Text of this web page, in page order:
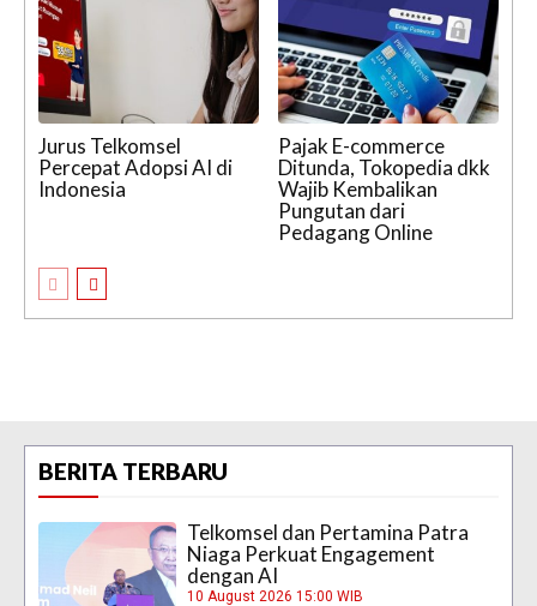
Jurus Telkomsel
Percepat Adopsi AI di
Indonesia
Pajak E-commerce
Ditunda, Tokopedia dkk
Wajib Kembalikan
Pungutan dari
Pedagang Online
BERITA TERBARU
Telkomsel dan Pertamina Patra
Niaga Perkuat Engagement
dengan AI
10 August 2026 15:00 WIB